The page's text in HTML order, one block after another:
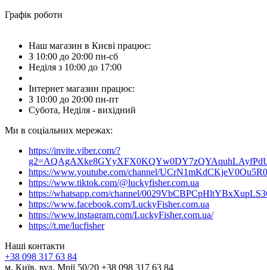
Графік роботи
Наш магазин в Києві працює:
З 10:00 до 20:00 пн-сб
Неділя з 10:00 до 17:00
Інтернет магазин працює:
З 10:00 до 20:00 пн-пт
Субота, Неділя - вихідний
Ми в соціальних мережах:
https://invite.viber.com/?
https://www.youtube.com/channel/
https://www.tiktok.com/@luckyfisher.com.ua
https://whatsapp.com/channel/
https://www.facebook.com/LuckyFisher.com.ua
https://www.instagram.com/LuckyFisher.com.ua/
https://t.me/lucfisher
Наші контакти
+38 098 317 63 84
м. Київ, вул. Мрії 50/20 +38 098 317 63 84